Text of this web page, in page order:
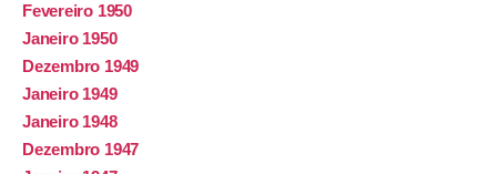
Fevereiro 1950
Janeiro 1950
Dezembro 1949
Janeiro 1949
Janeiro 1948
Dezembro 1947